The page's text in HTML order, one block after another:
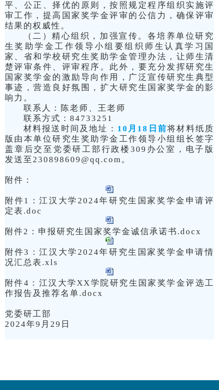
平、公正、择优的原则，按照规定程序组织实施评
审工作，提高国家奖学金评审的公信力，确保评审
结果的权威性。
（二）精心组织，加强宣传。各培养单位研究
生奖助学金工作领导小组要组织师生认真学习国
家、省和学校研究生奖助学金管理办法，让师生清
楚评审条件、评审程序。此外，要充分发挥研究生
国家奖学金的激励导向作用，广泛宣传研究生典型
事迹，营造良好氛围，扩大研究生国家奖学金的影
响力。
联系人：陈老师、王老师
联系方式：84733251
材料报送时间及地址： 10月18日前将材料纸质
版由本单位研究生奖助学金工作领导小组组长签字
盖章后交至党委研工部行政楼309办公室，电子版
发送至230898609@qq.com。
附件：
附件1：江汉大学2024年研究生国家奖学金申请评
定表.doc
附件2：申报研究生国家奖学金诚信承诺书.docx
附件3：江汉大学2024年研究生国家奖学金申请情
况汇总表.xls
附件4：江汉大学XX学院研究生国家奖学金评选工
作报告及推荐名单.docx
党委研工部
2024年9月29日